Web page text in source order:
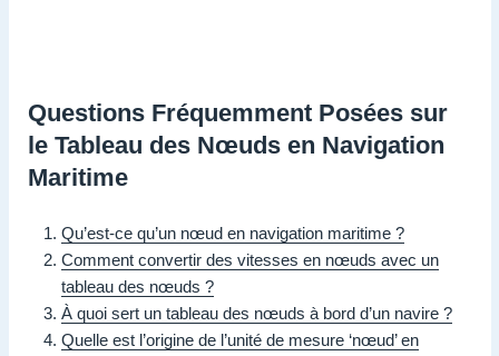
Questions Fréquemment Posées sur
le Tableau des Nœuds en Navigation
Maritime
Qu’est-ce qu’un nœud en navigation maritime ?
Comment convertir des vitesses en nœuds avec un
tableau des nœuds ?
À quoi sert un tableau des nœuds à bord d’un navire ?
Quelle est l’origine de l’unité de mesure ‘nœud’ en